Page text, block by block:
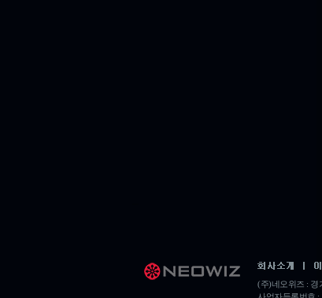
(주)네오위즈 : 경